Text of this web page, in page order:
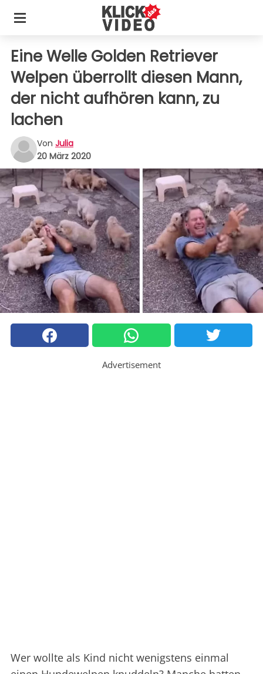
Eine Welle Golden Retriever
Welpen überrollt diesen Mann,
der nicht aufhören kann, zu
lachen
Von Julia
20 März 2020
Advertisement
Wer wollte als Kind nicht wenigstens einmal